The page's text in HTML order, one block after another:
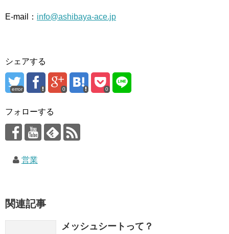
E-mail： info@ashibaya-ace.jp
シェアする
error 0 0
フォローする
営業
関連記事
メッシュシートって？